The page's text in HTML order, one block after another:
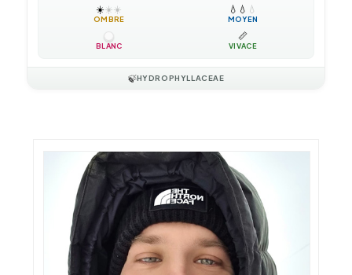
☀️☀️☀️
OMBRE
💧 💧 💧
MOYEN
BLANC
📏
VIVACE
🍃HYDROPHYLLACEAE